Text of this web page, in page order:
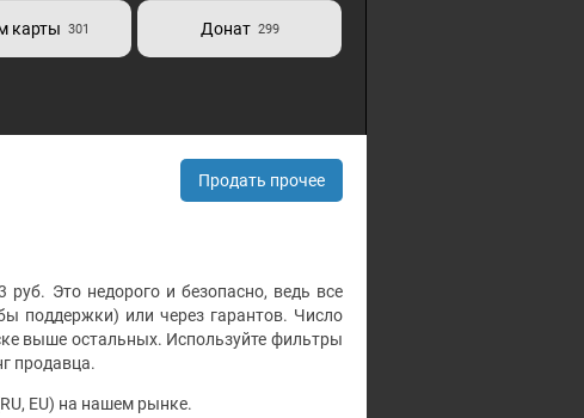
карты 301 Донат 299
Продать прочее
Это недорого и безопасно, ведь все
поддержки) или через гарантов. Число
выше остальных. Используйте фильтры
продавца.
EU) на нашем рынке.